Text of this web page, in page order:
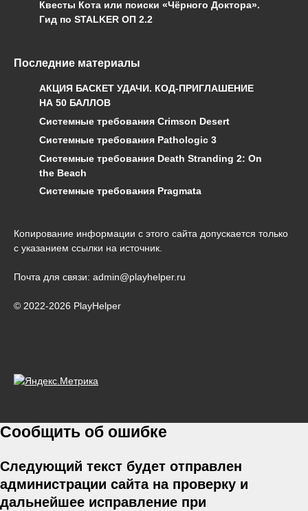
Квесты Кота или поиски «Чёрного Доктора».
Гид по STALKER ОП 2.2
Последние материалы
АКЦИЯ БАСКЕТ УДАЧИ. КОД-ПРИГЛАШЕНИЕ
НА 50 БАЛЛОВ
Системные требования Crimson Desert
Системные требования Pathologic 3
Системные требования Death Stranding 2: On
the Beach
Системные требования Pragmata
Копирование информации с этого сайта допускается только
с указанием ссылки на источник.
Почта для связи: admin@playhelper.ru
© 2022-2026 PlayHelper
Сообщить об ошибке
Следующий текст будет отправлен
администрации сайта на проверку и
дальнейшее исправление при